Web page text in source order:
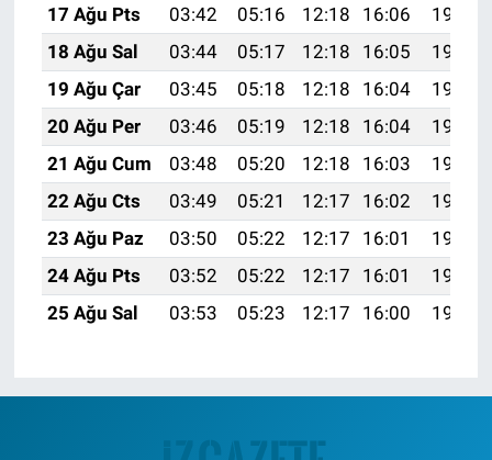
17 Ağu Pts
03:42 05:16 12:18 16:06
19:11
18 Ağu Sal
03:44 05:17 12:18 16:05
19:10
19 Ağu Çar
03:45 05:18 12:18 16:04
19:08
20 Ağu Per
03:46 05:19 12:18 16:04
19:07
21 Ağu Cum
03:48 05:20 12:18 16:03
19:06
22 Ağu Cts
03:49 05:21 12:17 16:02
19:04
23 Ağu Paz
03:50 05:22 12:17 16:01
19:03
24 Ağu Pts
03:52 05:22 12:17 16:01
19:01
25 Ağu Sal
03:53 05:23 12:17 16:00 19:00